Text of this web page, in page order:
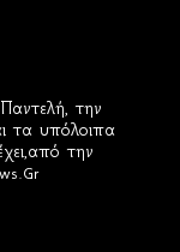
την
τα υπόλοιπα
την